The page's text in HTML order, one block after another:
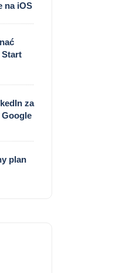
na iOS
Start
za
plan